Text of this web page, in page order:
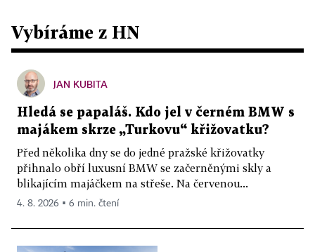
Vybíráme z HN
JAN KUBITA
Hledá se papaláš. Kdo jel v černém BMW s
majákem skrze „Turkovu“ křižovatku?
Před několika dny se do jedné pražské křižovatky
přihnalo obří luxusní BMW se začerněnými skly a
blikajícím majáčkem na střeše. Na červenou...
4. 8. 2026 ▪ 6 min. čtení